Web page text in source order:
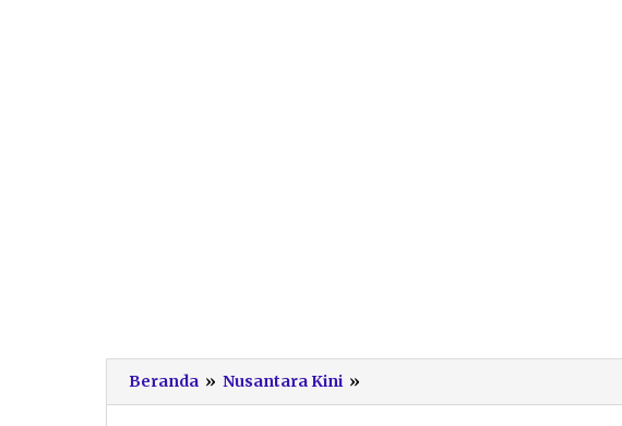
Beranda » Nusantara Kini »
Padam